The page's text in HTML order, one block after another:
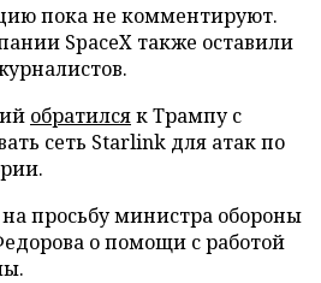
пока не комментируют.
SpaceX также оставили
обратилсяк Трампу с
сеть Starlink для атак по
на просьбу министра обороны
о помощи с работой